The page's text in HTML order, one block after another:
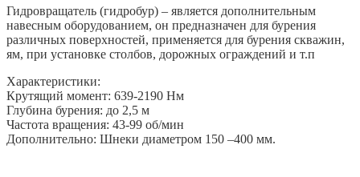
Гидровращатель (гидробур) – является дополнительным
навесным оборудованием, он предназначен для бурения
различных поверхностей, применяется для бурения скважин,
ям, при установке столбов, дорожных ограждений и т.п
Характеристики:
Крутящий момент: 639-2190 Нм
Глубина бурения: до 2,5 м
Частота вращения: 43-99 об/мин
Дополнительно: Шнеки диаметром 150 –400 мм.